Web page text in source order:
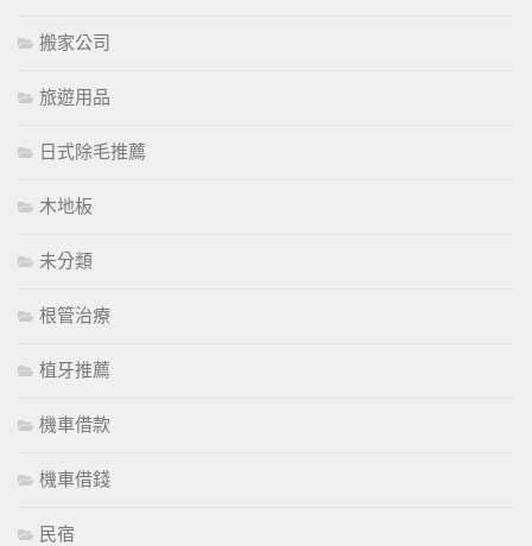
搬家公司
旅遊用品
日式除毛推薦
木地板
未分類
根管治療
植牙推薦
機車借款
機車借錢
民宿